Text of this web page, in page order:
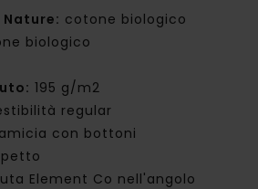
cotone biologico
biologico
195 g/m2
regular
con bottoni
Element Co nell'angolo